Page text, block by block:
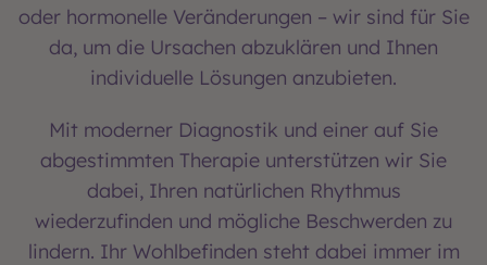
oder hormonelle Veränderungen – wir sind für Sie
da, um die Ursachen abzuklären und Ihnen
individuelle Lösungen anzubieten.
Mit moderner Diagnostik und einer auf Sie
abgestimmten Therapie unterstützen wir Sie
dabei, Ihren natürlichen Rhythmus
wiederzufinden und mögliche Beschwerden zu
lindern. Ihr Wohlbefinden steht dabei immer im